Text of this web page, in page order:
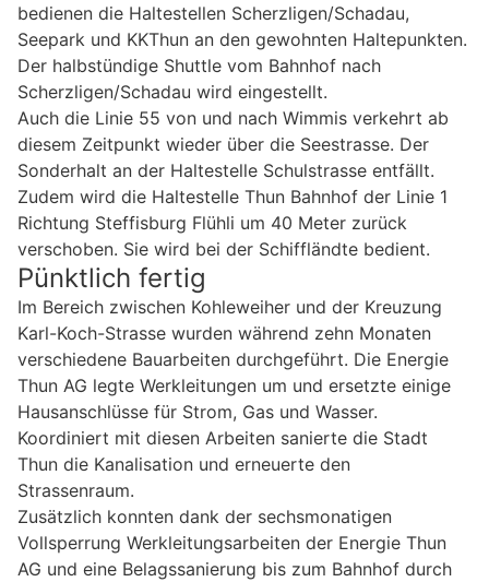
bedienen die Haltestellen Scherzligen/Schadau,
Seepark und KKThun an den gewohnten Haltepunkten.
Der halbstündige Shuttle vom Bahnhof nach
Scherzligen/Schadau wird eingestellt.
Auch die Linie 55 von und nach Wimmis verkehrt ab
diesem Zeitpunkt wieder über die Seestrasse. Der
Sonderhalt an der Haltestelle Schulstrasse entfällt.
Zudem wird die Haltestelle Thun Bahnhof der Linie 1
Richtung Steffisburg Flühli um 40 Meter zurück
verschoben. Sie wird bei der Schiffländte bedient.
Pünktlich fertig
Im Bereich zwischen Kohleweiher und der Kreuzung
Karl-Koch-Strasse wurden während zehn Monaten
verschiedene Bauarbeiten durchgeführt. Die Energie
Thun AG legte Werkleitungen um und ersetzte einige
Hausanschlüsse für Strom, Gas und Wasser.
Koordiniert mit diesen Arbeiten sanierte die Stadt
Thun die Kanalisation und erneuerte den
Strassenraum.
Zusätzlich konnten dank der sechsmonatigen
Vollsperrung Werkleitungsarbeiten der Energie Thun
AG und eine Belagssanierung bis zum Bahnhof durch